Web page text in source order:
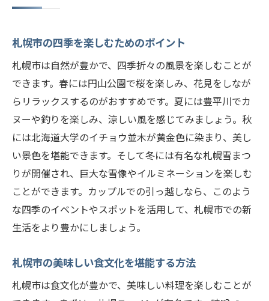
札幌市の四季を楽しむためのポイント
札幌市は自然が豊かで、四季折々の風景を楽しむことが
できます。春には円山公園で桜を楽しみ、花見をしなが
らリラックスするのがおすすめです。夏には豊平川でカ
ヌーや釣りを楽しみ、涼しい風を感じてみましょう。秋
には北海道大学のイチョウ並木が黄金色に染まり、美し
い景色を堪能できます。そして冬には有名な札幌雪まつ
りが開催され、巨大な雪像やイルミネーションを楽しむ
ことができます。カップルでの引っ越しなら、このよう
な四季のイベントやスポットを活用して、札幌市での新
生活をより豊かにしましょう。
札幌市の美味しい食文化を堪能する方法
札幌市は食文化が豊かで、美味しい料理を楽しむことが